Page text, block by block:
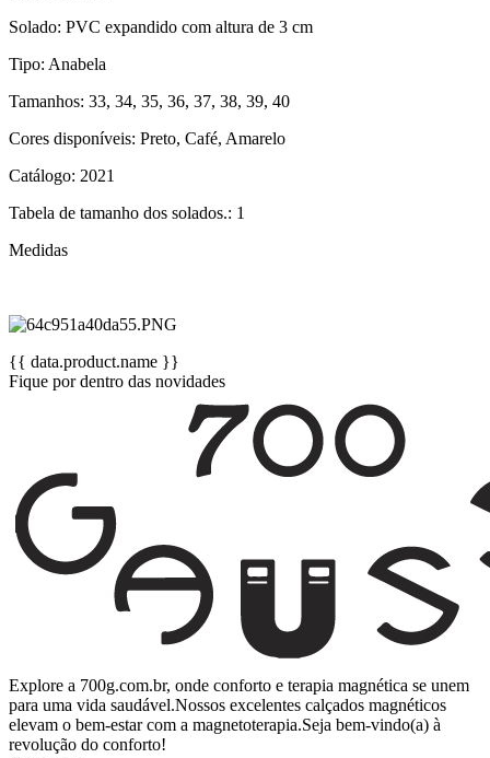
Solado: PVC expandido com altura de 3 cm
Tipo: Anabela
Tamanhos: 33, 34, 35, 36, 37, 38, 39, 40
Cores disponíveis: Preto, Café, Amarelo
Catálogo: 2021
Tabela de tamanho dos solados.: 1
Medidas
{{ data.product.name }}
Fique por dentro das novidades
Explore a 700g.com.br, onde conforto e terapia magnética se unem
para uma vida saudável.Nossos excelentes calçados magnéticos
elevam o bem-estar com a magnetoterapia.Seja bem-vindo(a) à
revolução do conforto!